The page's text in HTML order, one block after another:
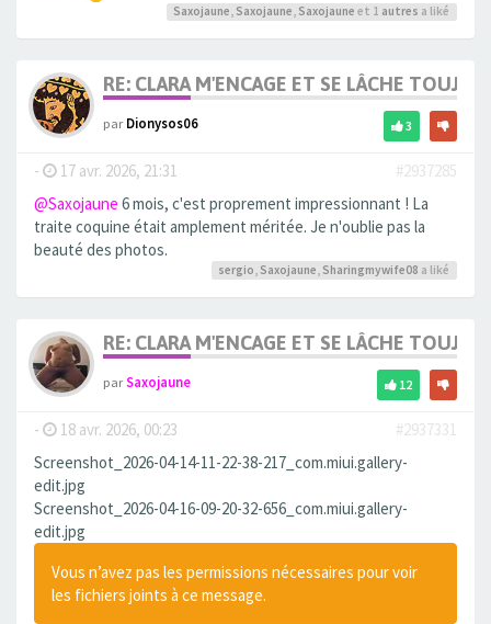
Saxojaune, Saxojaune, Saxojaune et 1 autres a liké
RE: CLARA M'ENCAGE ET SE LÂCHE
parDionysos06 3
- 17 avr. 2026, 21:31
#2937285
@Saxojaune 6 mois, c'est proprement impressionnant ! La
traite coquine était amplement méritée. Je n'oublie pas la
beauté des photos.
sergio Saxojaune Sharingmywife08 a liké
RE: CLARA M'ENCAGE ET SE LÂCHE
parSaxojaune 12
- 18 avr. 2026, 00:23
#2937331
Screenshot_2026-04-14-11-22-38-217_com.miui.gallery-
edit.jpg
Screenshot_2026-04-16-09-20-32-656_com.miui.gallery-
edit.jpg
Vous n’avez pas les permissions nécessaires pour voir
les fichiers joints à ce message.